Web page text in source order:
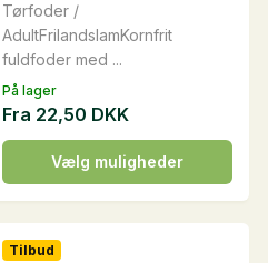
På lager
Tørfoder /
AdultFrilandslamKornfrit
fuldfoder med ...
Fra 22,50 DKK
Vælg muligheder
Dette
vare
har
flere
Tilbud